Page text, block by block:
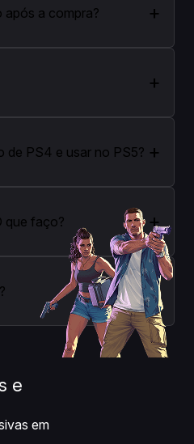
após a compra? +
+
de PS4 e usar no PS5? +
que faço? +
+
e